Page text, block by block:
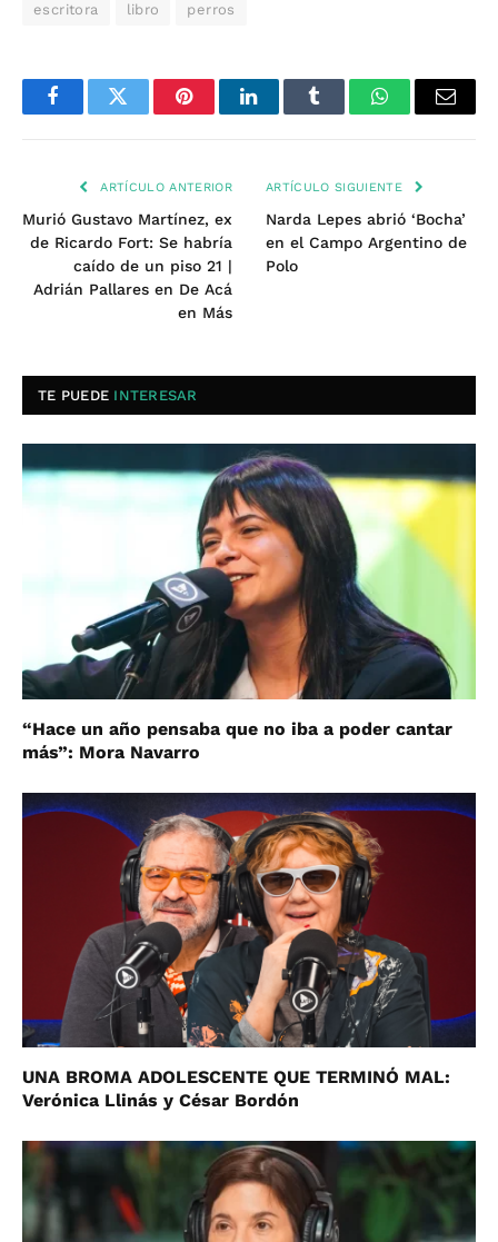
escritora libro perros
FacebookTwitter PinterestLinkedInTumblr WhatsAppEmail
ARTÍCULO ANTERIOR
Murió Gustavo Martínez, ex
de Ricardo Fort: Se habría
caído de un piso 21 |
Adrián Pallares en De Acá
en Más
ARTÍCULO SIGUIENTE
Narda Lepes abrió ‘Bocha’
en el Campo Argentino de
Polo
TE PUEDE INTERESAR
“Hace un año pensaba que no iba a poder cantar
más”: Mora Navarro
UNA BROMA ADOLESCENTE QUE TERMINÓ MAL:
Verónica Llinás y César Bordón